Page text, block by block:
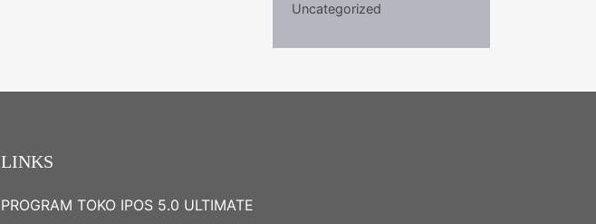
Uncategorized
LINKS
PROGRAM TOKO IPOS 5.0 ULTIMATE